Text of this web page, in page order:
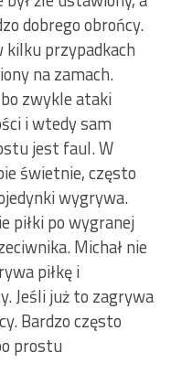
dobrego obrońcy.
kilku przypadkach
na zamach.
zwykle ataki
i wtedy sam
jest faul. W
świetnie, często
wygrywa.
piłki po wygranej
Michał nie
piłkę i
Jeśli już to zagrywa
Bardzo często
prostu